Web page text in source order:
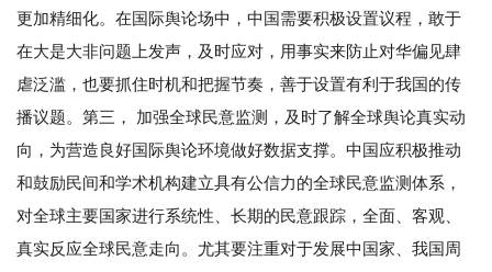
更加精细化。在国际舆论场中，中国需要积极设置议程，敢于
在大是大非问题上发声，及时应对，用事实来防止对华偏见肆
虐泛滥，也要抓住时机和把握节奏，善于设置有利于我国的传
播议题。第三， 加强全球民意监测，及时了解全球舆论真实动
向，为营造良好国际舆论环境做好数据支撑。中国应积极推动
和鼓励民间和学术机构建立具有公信力的全球民意监测体系，
对全球主要国家进行系统性、长期的民意跟踪，全面、客观、
真实反应全球民意走向。尤其要注重对于发展中国家、我国周